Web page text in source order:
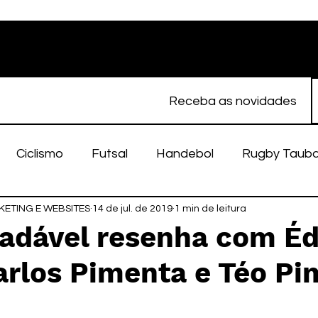
Receba as novidades
Ciclismo Futsal Handebol Rugby
Feminino Atletismo EC Taubaté
Taubaté Fut7 Rugby Fut7
resenha com
Pimenta e Téo
E WEBSITES 14 de jul. de 2019 1 min de leitura